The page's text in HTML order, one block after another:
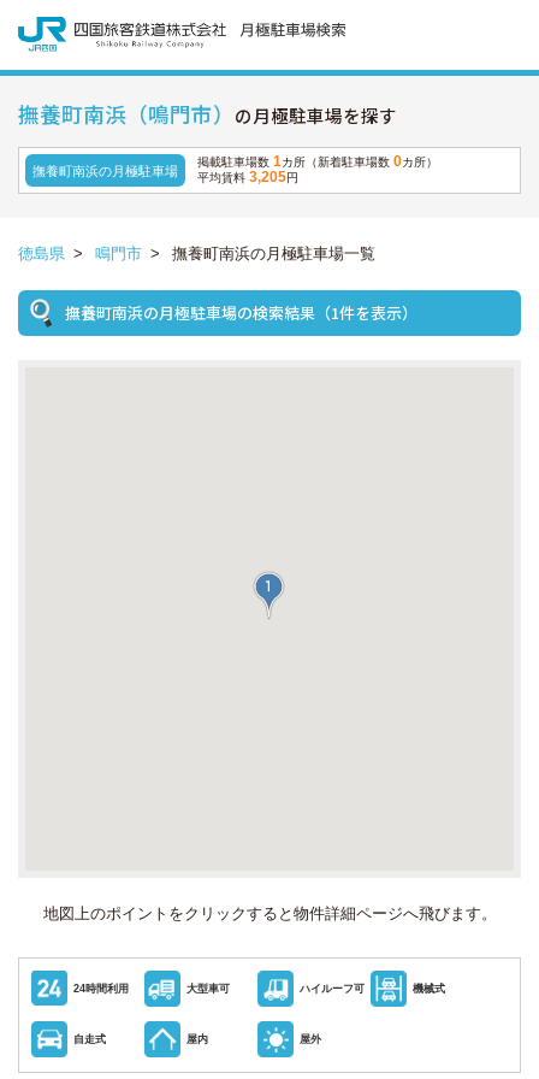
撫養町南浜（鳴門市） の月極駐車場を探す
撫養町南浜の月極駐車場
掲載駐車場数 1カ所（新着駐車場数 0カ所）
平均賃料 3,205円
徳島県 > 鳴門市 > 撫養町南浜の月極駐車場一覧
撫養町南浜の月極駐車場の検索結果（1件を表示）
地図上のポイントをクリックすると 物件詳細ページへ飛びます。
24時間利用 大型車可 ハイルーフ可 機械式
自走式 屋内 屋外